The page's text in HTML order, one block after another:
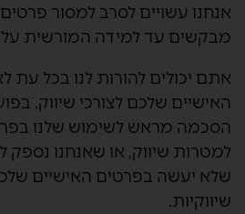
אנחנו עשויים לסרב למסור
מבקשים עד למידה המורשית על
אתם יכולים להורות לנו בכל
האישיים שלכם לצורכי שיווק.
הסכמה מראש לשימוש שלנו
למטרות שיווק, או שאנחנו
שלא יעשה בפרטים האישיים
שיווקיות.